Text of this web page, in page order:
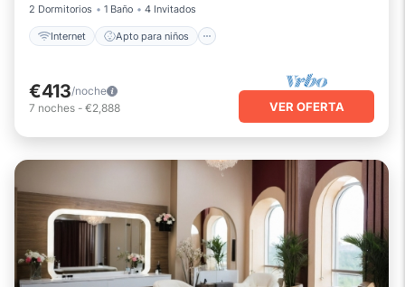
2 Dormitorios
1 Baño 4 Invitados
Internet Apto para niños
€413/noche
7 noches - €2,888 VER OFERTA